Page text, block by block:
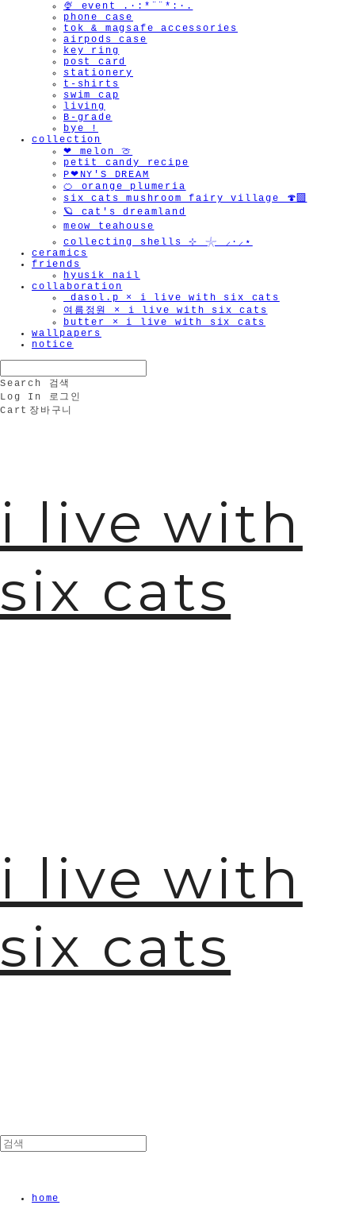
🍨 event .·:*¨¨*:·.
phone case
tok & magsafe accessories
airpods case
key ring
post card
stationery
t-shirts
swim cap
living
B-grade
bye !
collection
❤︎ melon 🍈
petit candy recipe
P❤︎NY'S DREAM
🍊 orange plumeria
six cats mushroom fairy village 🍄‍🟫
🪐 cat's dreamland
meow teahouse
collecting shells ⊹ 𓇼 ⸝·⸝⋆
ceramics
friends
hyusik_nail
collaboration
_dasol.p × i live with six cats
여름정원 × i live with six cats
butter × i live with six cats
wallpapers
notice
Search
검색
Log In
로그인
Cart 장바구니
i live with
six cats
i live with
six cats
home
🫧